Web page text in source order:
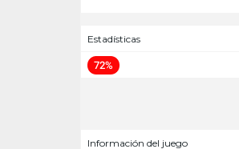
Estadísticas
72%
Información del juego